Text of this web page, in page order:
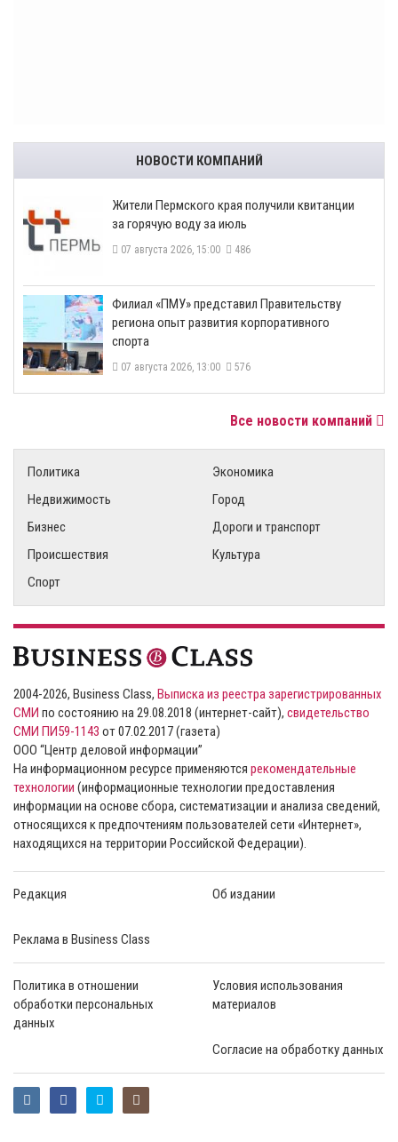
НОВОСТИ КОМПАНИЙ
​Жители Пермского края получили квитанции
за горячую воду за июль
07 августа 2026, 15:00 486
​Филиал «ПМУ» представил Правительству
региона опыт развития корпоративного
спорта
07 августа 2026, 13:00 576
Все новости компаний
Политика
Экономика
Недвижимость
Город
Бизнес
Дороги и транспорт
Происшествия
Культура
Спорт
2004-2026, Business Class, Выписка из реестра зарегистрированных
СМИ по состоянию на 29.08.2018 (интернет-сайт), свидетельство
СМИ ПИ59-1143 от 07.02.2017 (газета)
ООО “Центр деловой информации”
На информационном ресурсе применяются рекомендательные
технологии (информационные технологии предоставления
информации на основе сбора, систематизации и анализа сведений,
относящихся к предпочтениям пользователей сети «Интернет»,
находящихся на территории Российской Федерации).
Редакция Об издании
Реклама в Business Class
Политика в отношении
обработки персональных
данных
Условия использования
материалов
Согласие на обработку данных